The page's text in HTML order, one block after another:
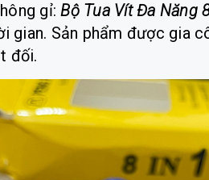
gỉ:Bộ Tua Vít Đa Năng
gian. Sản phẩm được gia
đối.